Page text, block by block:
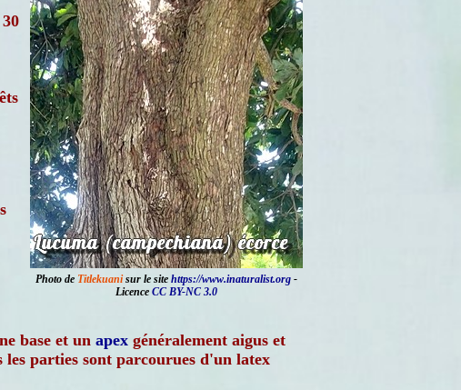
Photo de Titlekuanisur le site https://www.inaturalist.org -
Licence CC BY-NC 3.0
base et un apex généralement aigus et
les parties sont parcourues d'un latex